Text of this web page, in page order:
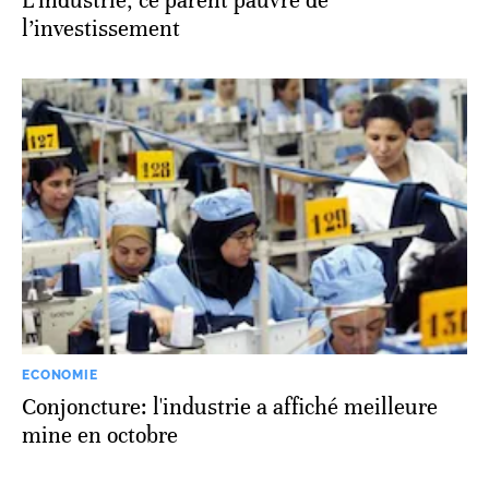
l’investissement
ECONOMIE
Conjoncture: l'industrie a affiché meilleure
mine en octobre